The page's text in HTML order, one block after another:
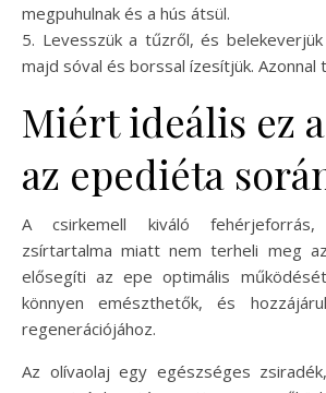
megpuhulnak és a hús átsül.
5. Levesszük a tűzről, és
majd sóval és borssal ízesítjük. Azonnal
Miért ideális ez
az epediéta
A csirkemell kiváló fehérjeforrás,
zsírtartalma miatt nem terheli meg
elősegíti az epe optimális
könnyen emészthetők, és
regenerációjához.
Az olívaolaj egy egészséges